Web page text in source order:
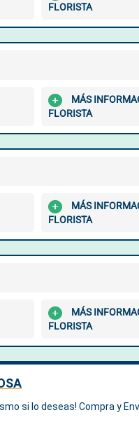
FLORISTA
MÁS
FLORISTA
MÁS
FLORISTA
MÁS
FLORISTA